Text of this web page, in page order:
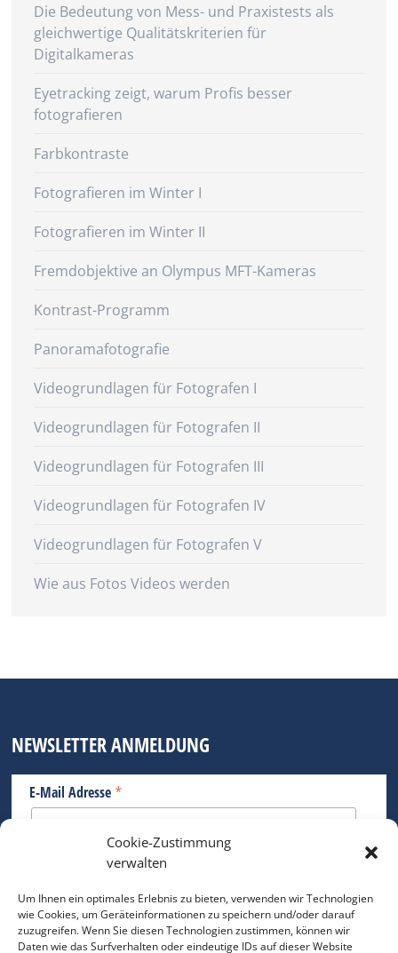
Cookie-Zustimmung
verwalten
Um Ihnen ein optimales Erlebnis zu bieten, verwenden wir Technologien
wie Cookies, um Geräteinformationen zu speichern und/oder darauf
zuzugreifen. Wenn Sie diesen Technologien zustimmen, können wir
Daten wie das Surfverhalten oder eindeutige IDs auf dieser Website
Die Bedeutung von Mess- und Praxistests als
gleichwertige Qualitätskriterien für
Digitalkameras
Eyetracking zeigt, warum Profis besser
fotografieren
Farbkontraste
Fotografieren im Winter I
Fotografieren im Winter II
Fremdobjektive an Olympus MFT-Kameras
Kontrast-Programm
Panoramafotografie
Videogrundlagen für Fotografen I
Videogrundlagen für Fotografen II
Videogrundlagen für Fotografen III
Videogrundlagen für Fotografen IV
Videogrundlagen für Fotografen V
Wie aus Fotos Videos werden
NEWSLETTER ANMELDUNG
E-Mail Adresse *
Bitte geben Sie Ihre E-Mail Adresse ein.
*